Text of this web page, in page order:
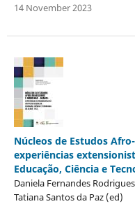
14 November 2023
Núcleos de Estudos
experiências
Educação, Ciência e
Daniela Fernandes
Tatiana Santos da Paz (ed)